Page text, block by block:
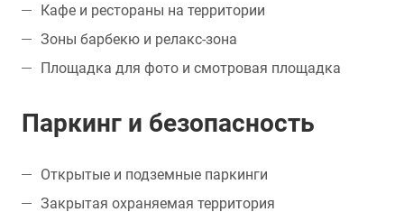
Кафе и рестораны на территории
Зоны барбекю и релакс-зона
Площадка для фото и смотровая площадка
Паркинг и безопасность
Открытые и подземные паркинги
Закрытая охраняемая территория